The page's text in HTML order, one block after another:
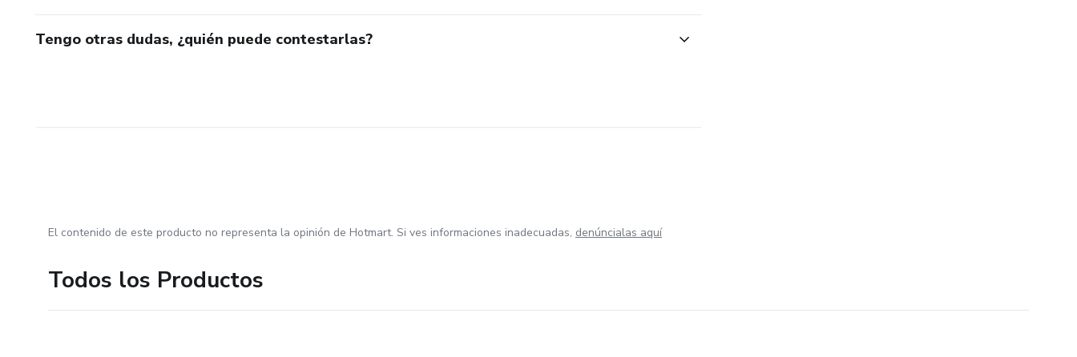
Tengo otras dudas, ¿quién puede contestarlas?
El contenido de este producto no representa la opinión de Hotmart. Si ves informaciones inadecuadas, denúncialas aquí
Todos los Productos